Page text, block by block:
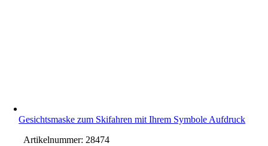
Gesichtsmaske zum Skifahren mit Ihrem Symbole Aufdruck
Artikelnummer: 28474